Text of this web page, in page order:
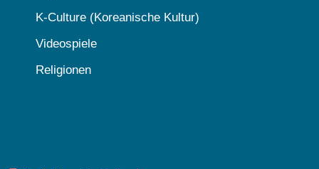
K-Culture (Koreanische Kultur)
Videospiele
Religionen